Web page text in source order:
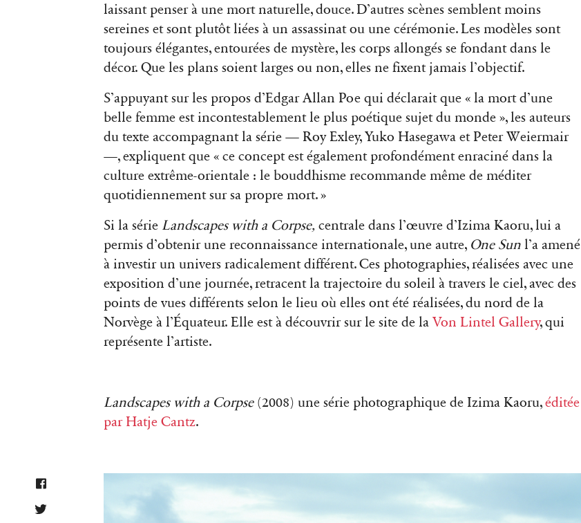
laissant penser à une mort naturelle, douce. D’autres scènes semblent moins
sereines et sont plutôt liées à un assassinat ou une cérémonie. Les modèles sont
toujours élégantes, entourées de mystère, les corps allongés se fondant dans le
décor. Que les plans soient larges ou non, elles ne fixent jamais l’objectif.
S’appuyant sur les propos d’Edgar Allan Poe qui déclarait que « la mort d’une
belle femme est incontestablement le plus poétique sujet du monde », les auteurs
du texte accompagnant la série — Roy Exley, Yuko Hasegawa et Peter Weiermair
—, expliquent que « ce concept est également profondément enraciné dans la
culture extrême-orientale : le bouddhisme recommande même de méditer
quotidiennement sur sa propre mort. »
Si la série Landscapes with a Corpse, centrale dans l’œuvre d’Izima Kaoru, lui a
permis d’obtenir une reconnaissance internationale, une autre, One Sun l’a amené
à investir un univers radicalement différent. Ces photographies, réalisées avec une
exposition d’une journée, retracent la trajectoire du soleil à travers le ciel, avec des
points de vues différents selon le lieu où elles ont été réalisées, du nord de la
Norvège à l’Équateur. Elle est à découvrir sur le site de la Von Lintel Gallery, qui
représente l’artiste.
Landscapes with a Corpse(2008) une série photographique de Izima Kaoru,éditée
par Hatje Cantz.